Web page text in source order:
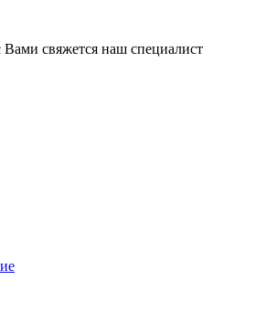
свяжется наш специалист